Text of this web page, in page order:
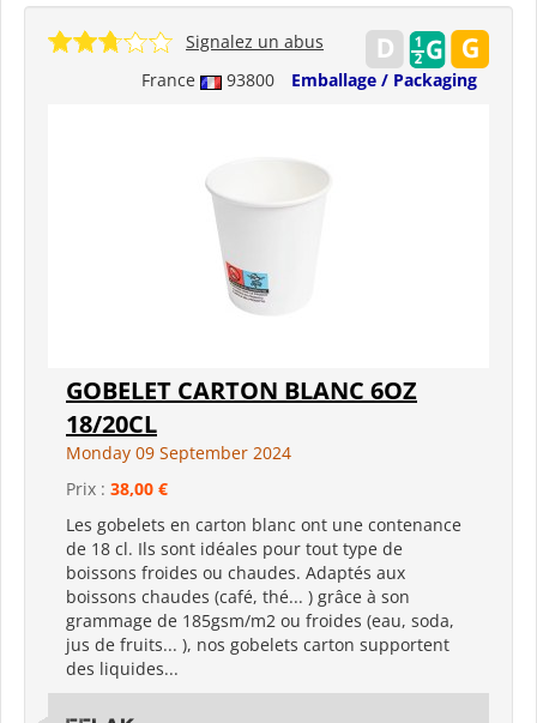
France 93800 Emballage / Packaging
Signalez un abus
GOBELET CARTON BLANC 6OZ
18/20CL
Monday 09 September 2024
Prix : 38,00 €
Les gobelets en carton blanc ont une contenance
de 18 cl. Ils sont idéales pour tout type de
boissons froides ou chaudes. Adaptés aux
boissons chaudes (café, thé... ) grâce à son
grammage de 185gsm/m2 ou froides (eau, soda,
jus de fruits... ), nos gobelets carton supportent
des liquides...